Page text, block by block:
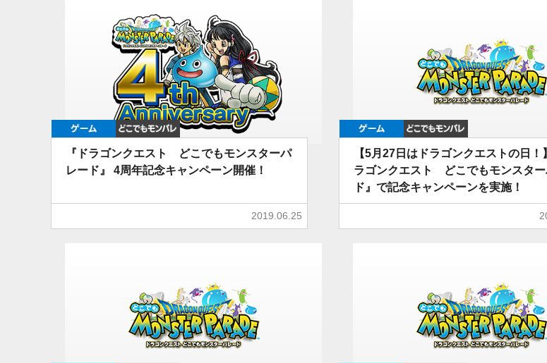
ゲーム どこでもDQMP
『ドラゴンクエスト どこでもモンスターパ
レード』 4周年記念キャンペーン開催！
2019.06.25
ゲーム
【5月27日はドラゴンクエストの日！
ラゴンクエスト どこでもモンスター
ド』で記念キャンペーンを実施！